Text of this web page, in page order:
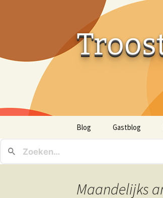
Blog Gastblog
Maandelijks